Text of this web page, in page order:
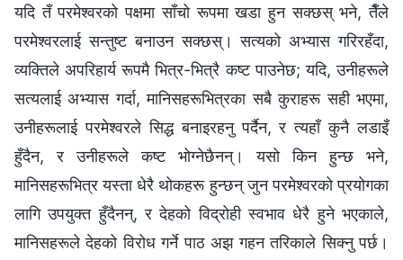
यदि तँ परमेश्‍वरको पक्षमा साँचो रूपमा खडा हुन सक्छस् भने, तैँले
परमेश्‍वरलाई सन्तुष्ट बनाउन सक्छस्। सत्यको अभ्यास गरिरहँदा,
व्यक्तिले अपरिहार्य रूपमै भित्र-भित्रै कष्ट पाउनेछ; यदि, उनीहरूले
सत्यलाई अभ्यास गर्दा, मानिसहरूभित्रका सबै कुराहरू सही भएमा,
उनीहरूलाई परमेश्‍वरले सिद्ध बनाइरहनु पर्दैन, र त्यहाँ कुनै लडाइँ
हुँदैन, र उनीहरूले कष्ट भोग्‍नेछैनन्। यसो किन हुन्छ भने,
मानिसहरूभित्र यस्ता धेरै थोकहरू हुन्छन् जुन परमेश्‍वरको प्रयोगका
लागि उपयुक्त हुँदैनन्, र देहको विद्रोही स्वभाव धेरै हुने भएकाले,
मानिसहरूले देहको विरोध गर्ने पाठ अझ गहन तरिकाले सिक्नु पर्छ।